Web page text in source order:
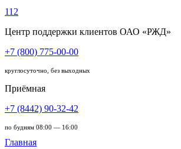
112
Центр поддержки клиентов ОАО «РЖД»
+7 (800) 775-00-00
круглосуточно, без выходных
Приёмная
+7 (8442) 90-32-42
по будням 08:00 — 16:00
Главная